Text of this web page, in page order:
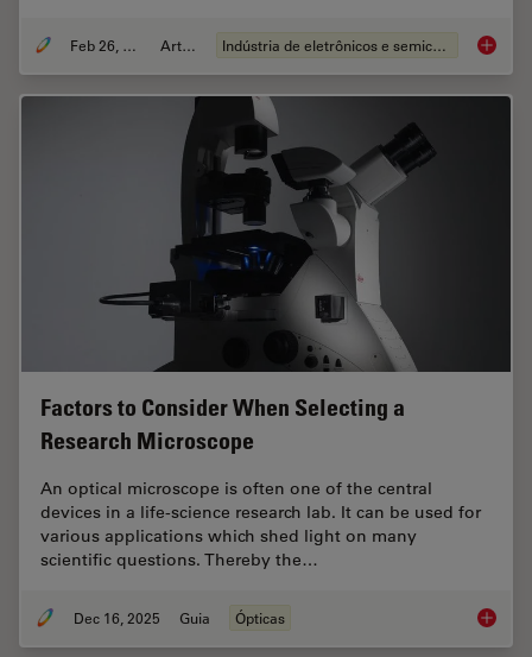
Feb 26, 2026 Article Indústria de eletrônicos e semicondutores 6-Inch
Factors to Consider When Selecting a
Research Microscope
An optical microscope is often one of the central
devices in a life-science research lab. It can be used for
various applications which shed light on many
scientific questions. Thereby the…
Dec 16, 2025 Guia Ópticas Factors